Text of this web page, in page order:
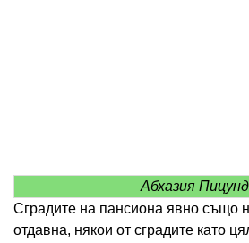
Абхазия
Сградите на пансиона явно също
отдавна, някои от сградите като